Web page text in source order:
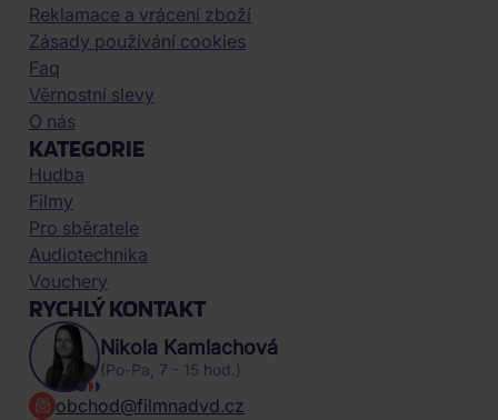
Reklamace a vrácení zboží
Zásady používání cookies
Faq
Věrnostní slevy
O nás
KATEGORIE
Hudba
Filmy
Pro sběratele
Audiotechnika
Vouchery
RYCHLÝ KONTAKT
Nikola Kamlachová
(Po-Pa, 7 - 15 hod.)
obchod@filmnadvd.cz